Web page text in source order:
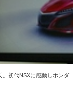
。初代NSXに感動しホンダ